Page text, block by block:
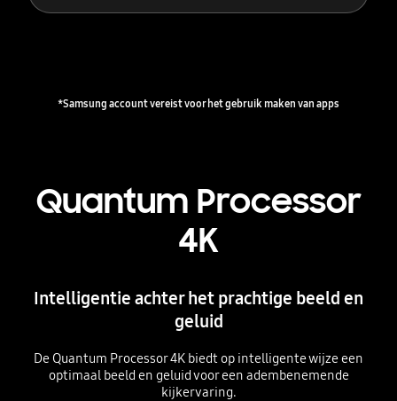
*Samsung account vereist voor het gebruik maken van apps
Quantum Processor
4K
Intelligentie achter het prachtige beeld en
geluid
De Quantum Processor 4K biedt op intelligente wijze een
optimaal beeld en geluid voor een adembenemende
kijkervaring.